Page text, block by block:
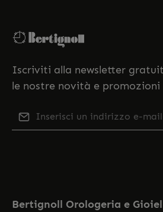
Iscriviti alla newsletter
le nostre novità e promozioni
Indirizzo e-mail*
Bertignoll Orologeria e